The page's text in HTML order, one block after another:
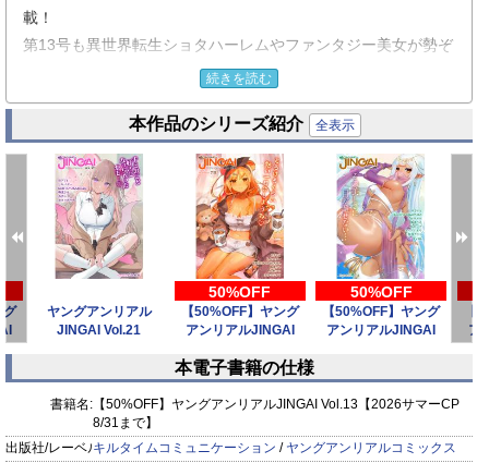
載！
第13号も異世界転生ショタハーレムやファンタジー美女が勢ぞ
ろい！ ぜひご覧くださいませ！
大人気連載最新話！
『タコと天使たち 第7話』著：KENTO OKAYAMA
天使とタコ型使い魔が巻き起こす学園百合ラブコメディ！
ドゥームの異変に気づきながらもどうすればいいかわからない
そんな彼女の前に悪魔が現れアルマは○○発情の魔法で
絶体絶命のピンチに…！？
『サキュバスじゃないモン！ 第13話 白い球と舞い踊る乙女た
ち』著：ほりとも
第13話は再び訪れるハーピーの卵詰まりとモン娘用球技「セパ
続きを読む
本作品のシリーズ紹介 全表示
グ
ヤングアンリアル
JINGAI Vol.21
50%OFF
【50%OFF】ヤング
アンリアルJINGAI
50%OFF
【50%OFF】ヤング
アンリアルJINGAI
ア
prev next
本電子書籍の仕様
書籍名: 【50%OFF】ヤングアンリアルJINGAI Vol.13【2026サマーCP
8/31まで】
出版社/レーベル:キルタイムコミュニケーション / ヤングアンリアルコミックス